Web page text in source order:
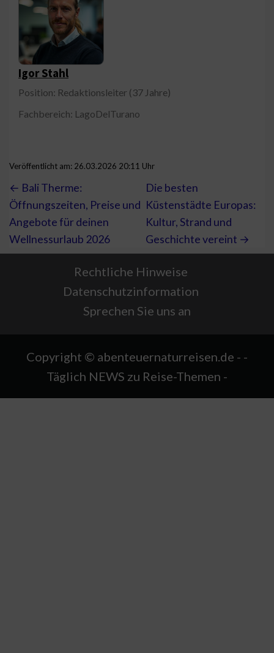
Igor Stahl
Position: Redaktionsleiter (37 Jahre)
Fachbereich: LagoDelTurano
Veröffentlicht am: 26.03.2026 20:11 Uhr
← Bali Therme:
Öffnungszeiten, Preise und
Angebote für deinen
Wellnessurlaub 2026
Die besten
Küstenstädte Europas:
Kultur, Strand und
Geschichte vereint →
Rechtliche Hinweise
Datenschutzinformation
Sprechen Sie uns an
Copyright © abenteuernaturreisen.de - -
Täglich NEWS zu Reise-Themen -